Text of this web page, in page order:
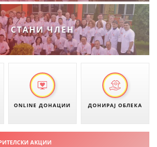
МЕЃУНАРОДНА СОРАБОТКА
ДОГОВОРИ
НА СЛУЖБАТА ЗА БАРАЊЕ
ФОРМУЛАРИ ЗА БАРАЊА
ПРЕВЕНТИВНА ДЕЈНОСТ
КРВОДАРИТЕЛСТВО
СТАНИ ЧЛЕН
ONLINE ДОНАЦИИ ДОНИРАЈ ОБЛЕКА
АКЦИИ